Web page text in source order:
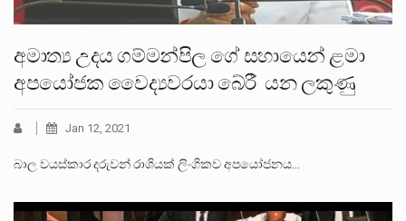
අමාත්‍ය උදය ගම්මන්පිල ගේ සහායෙන් ළමා
අපයෝජක වෛද්‍යවරයා බේරී යන ලකුණු
Jan 12, 2021
බාල වයස්කාර දරුවන් රාශියක් ලිංගිකව අපයෝජනය…